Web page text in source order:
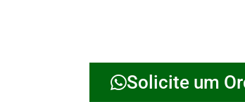
Solicite um